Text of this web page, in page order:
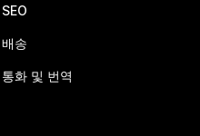
SEO
배송
통화 및 번역